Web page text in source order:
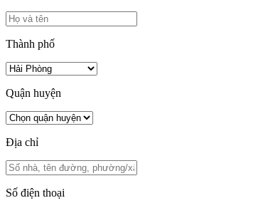
Thành phố
Quận huyện
Địa chỉ
Số điện thoại